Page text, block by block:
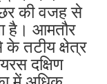
की वजह से
है। आमतौर
के तटीय क्षेत्र
दक्षिण